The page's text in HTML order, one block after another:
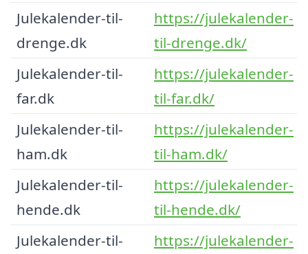
Julekalender-til-
drenge.dk
https://julekalender-
til-drenge.dk/
Julekalender-til-
far.dk
https://julekalender-
til-far.dk/
Julekalender-til-
ham.dk
https://julekalender-
til-ham.dk/
Julekalender-til-
hende.dk
https://julekalender-
til-hende.dk/
Julekalender-til-
https://julekalender-